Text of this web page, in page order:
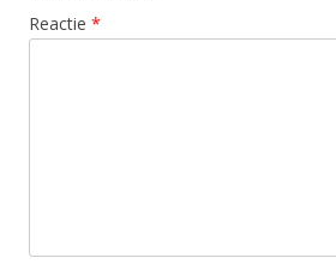
Reactie *